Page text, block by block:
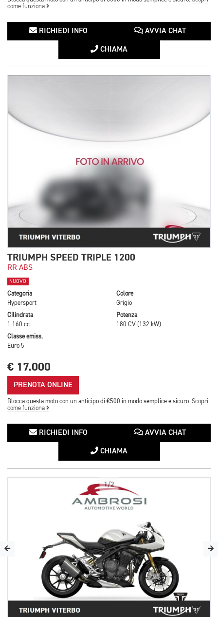
come funziona
RICHIEDI INFO AVVIA CHAT
CHIAMA
TRIUMPH SPEED TRIPLE 1200
RR ABS
NUOVO
Categoria
Hypersport
Colore
Grigio
Cilindrata
1.160 cc
Potenza
180 CV (132 kW)
Classe emiss.
Euro 5
€ 17.000
PRENOTA ONLINE
Blocca questa moto con un anticipo di €500 in modo semplice e sicuro. Scopri
come funziona
RICHIEDI INFO AVVIA CHAT
CHIAMA
1/2